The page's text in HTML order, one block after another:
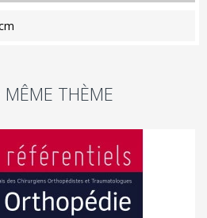
MÊME THÈME